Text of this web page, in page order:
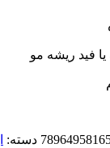
فید ریشه مو
دسته: